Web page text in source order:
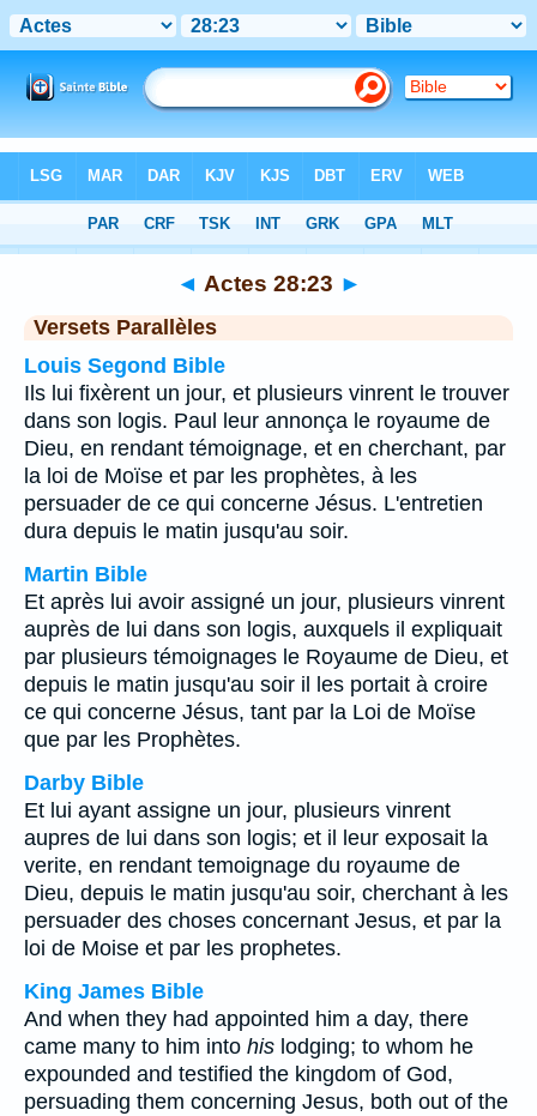
Chapitre 28> Verset 23
◄ Actes 28:23 ►
Versets Parallèles
Louis Segond Bible
Ils lui fixèrent un jour, et plusieurs vinrent le trouver
dans son logis. Paul leur annonça le royaume de
Dieu, en rendant témoignage, et en cherchant, par
la loi de Moïse et par les prophètes, à les
persuader de ce qui concerne Jésus. L'entretien
dura depuis le matin jusqu'au soir.
Martin Bible
Et après lui avoir assigné un jour, plusieurs vinrent
auprès de lui dans son logis, auxquels il expliquait
par plusieurs témoignages le Royaume de Dieu, et
depuis le matin jusqu'au soir il les portait à croire
ce qui concerne Jésus, tant par la Loi de Moïse
que par les Prophètes.
Darby Bible
Et lui ayant assigne un jour, plusieurs vinrent
aupres de lui dans son logis; et il leur exposait la
verite, en rendant temoignage du royaume de
Dieu, depuis le matin jusqu'au soir, cherchant à les
persuader des choses concernant Jesus, et par la
loi de Moise et par les prophetes.
King James Bible
And when they had appointed him a day, there
came many to him into his lodging; to whom he
expounded and testified the kingdom of God,
persuading them concerning Jesus, both out of the